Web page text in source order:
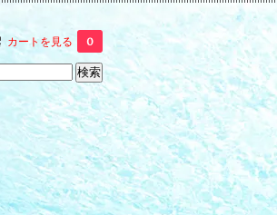
カートを見る 0